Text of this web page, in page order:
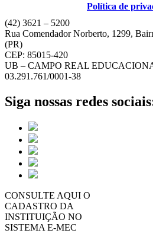
Política de
(42) 3621 – 5200
Rua Comendador Norberto, 1299,
(PR)
CEP: 85015-420
UB – CAMPO REAL
03.291.761/0001-38
Siga nossas redes
CONSULTE AQUI O
CADASTRO DA
INSTITUIÇÃO NO
SISTEMA E-MEC